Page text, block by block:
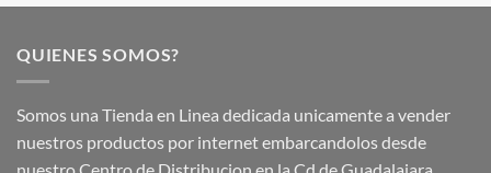
QUIENES SOMOS?
Somos una Tienda en Linea dedicada unicamente a vender
nuestros productos por internet embarcandolos desde
nuestro Centro de Distribucion en la Cd de Guadalajara.